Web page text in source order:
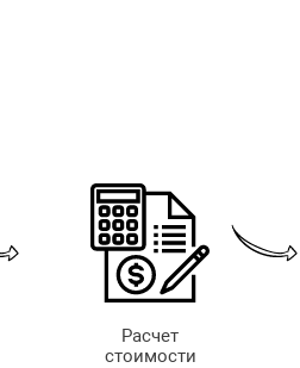
Расчет
стоимости